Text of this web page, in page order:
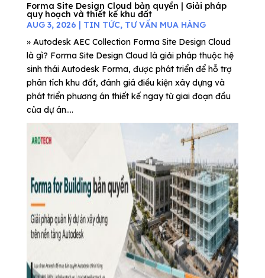
Forma Site Design Cloud bản quyền | Giải pháp
quy hoạch và thiết kế khu đất
AUG 3, 2026 | TIN TỨC, TƯ VẤN MUA HÀNG
» Autodesk AEC Collection Forma Site Design Cloud
là gì? Forma Site Design Cloud là giải pháp thuộc hệ
sinh thái Autodesk Forma, được phát triển để hỗ trợ
phân tích khu đất, đánh giá điều kiện xây dựng và
phát triển phương án thiết kế ngay từ giai đoạn đầu
của dự án....